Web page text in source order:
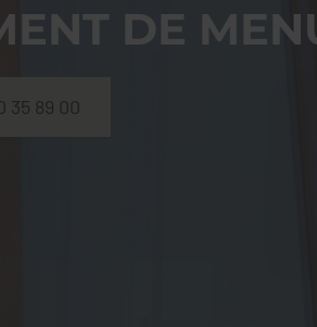
DE
35 89 00